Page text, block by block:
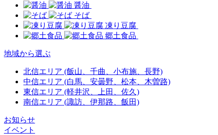
醤油
そば
凍り豆腐
郷土食品
地域から選ぶ
北信エリア (飯山、千曲、小布施、長野)
中信エリア (白馬、安曇野、松本、木曽路)
東信エリア (軽井沢、上田、佐久)
南信エリア (諏訪、伊那路、飯田)
お知らせ
イベント